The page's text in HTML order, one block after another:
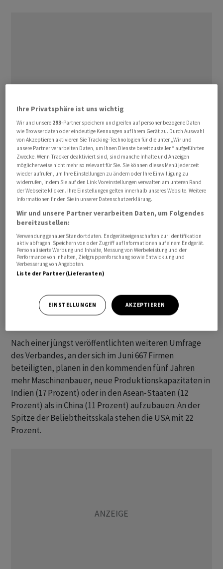
Haeusgen verwies auf eine Umfrage des Verbandes, bei
der Anfang des Jahres 45 Prozent der 320
Chinastrategie zu überdenken. Als wichtigste Gründe
wurden geopolitische Spannungen, "Kaufen Sie vor
Ort", (buy local)-Anforderungen der lokalen Verwaltung
sowie die allgemeine konjunkturelle Abschwächung auf
dem chinesischen Markt genannt. "Immer wieder
bei Ausschreibungen oder Projekten durch unfaire
nationale Regeln und Anforderungen", kritisierte
Haeusgen.
Nach einer jüngst veröffentlichten weiteren Umfrage
des Verbandes, an der sich im Juni 667 Firmen
beteiligten, planen in den kommenden fünf Jahren
mehr Maschinenbauer, neue Produktionskapazitäten in
Indien (17 Prozent) oder in den Asean-Staaten (12
Prozent) als in China (11 Prozent) aufzubauen. An der
Spitze der Beliebtheitsskala stehen die USA mit 22
Prozent.
Ihre Privatsphäre ist uns wichtig
Wir und unsere 293-Partner speichern und greifen auf personenbezogene Daten
wie Browserdaten oder eindeutige Kennungen auf Ihrem Gerät zu. Durch Auswahl
von Akzeptieren aktivieren Sie Tracking-Technologien für die unter „Wir und
unsere Partner verarbeiten Daten, um Ihnen Dienste bereitzustellen“ aufgeführten
Zwecke. Wenn Tracker deaktiviert sind, sind manche Inhalte und Anzeigen
möglicherweise nicht mehr so relevant für Sie. Sie können dieses Menü jederzeit
wieder aufrufen, um Ihre Einstellungen zu ändern oder Ihre Einwilligung zu
widerrufen, indem Sie auf den Link Voreinstellungen verwalten am unteren Rand
der Webseite klicken. Ihre Einstellungen gelten innerhalb unseres Website. Weitere
Informationen finden Sie in unserer Datenschutzerklärung.
Wir und unsere Partner verarbeiten Daten, um Folgendes
bereitzustellen:
Verwendung genauer Standortdaten. Endgeräteeigenschaften zur Identifikation
aktiv abfragen. Speichern von oder Zugriff auf Informationen auf einem Endgerät.
Personalisierte Werbung und Inhalte, Messung von Werbeleistung und der
Performance von Inhalten, Zielgruppenforschung sowie Entwicklung und
Verbesserung von Angeboten.
Liste der Partner (Lieferanten)
EINSTELLUNGEN AKZEPTIEREN